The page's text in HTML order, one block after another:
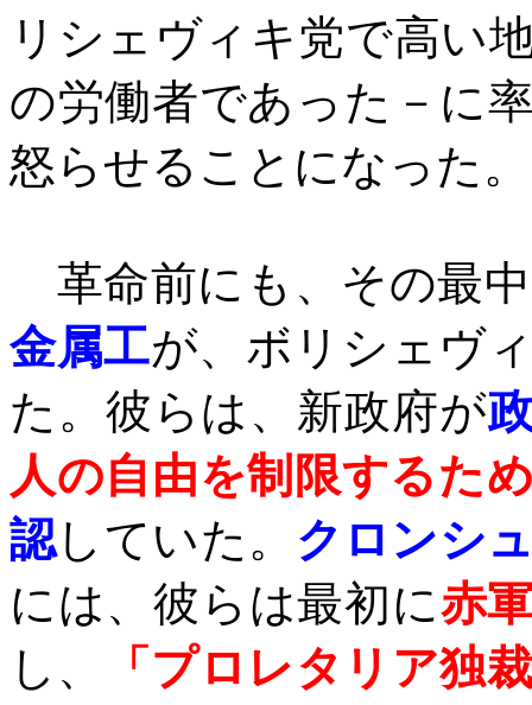
リシェヴィキ党で高い
の労働者であった－に
怒らせることになった。
革命前にも、その最
金属工が、ボリシェヴ
た。彼らは、新政府が
人の自由を制限するた
認していた。 クロンシ
には、彼らは最初に赤
し、
「プロレタリア独